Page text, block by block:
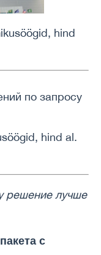
hind
hind al.
решение лучше
с